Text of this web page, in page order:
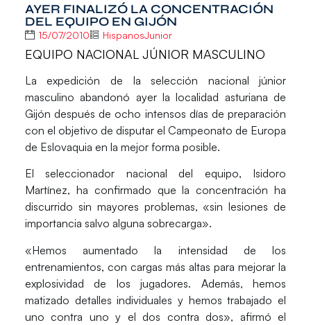
AYER FINALIZÓ LA CONCENTRACIÓN
DEL EQUIPO EN GIJÓN
15/07/2010 HispanosJunior
EQUIPO NACIONAL JÚNIOR MASCULINO
La expedición de la selección nacional júnior
masculino abandonó ayer la localidad asturiana de
Gijón después de ocho intensos días de preparación
con el objetivo de disputar el Campeonato de Europa
de Eslovaquia en la mejor forma posible.
El seleccionador nacional del equipo, Isidoro
Martínez, ha confirmado que la concentración ha
discurrido sin mayores problemas, «sin lesiones de
importancia salvo alguna sobrecarga».
«Hemos aumentado la intensidad de los
entrenamientos, con cargas más altas para mejorar la
explosividad de los jugadores. Además, hemos
matizado detalles individuales y hemos trabajado el
uno contra uno y el dos contra dos», afirmó el